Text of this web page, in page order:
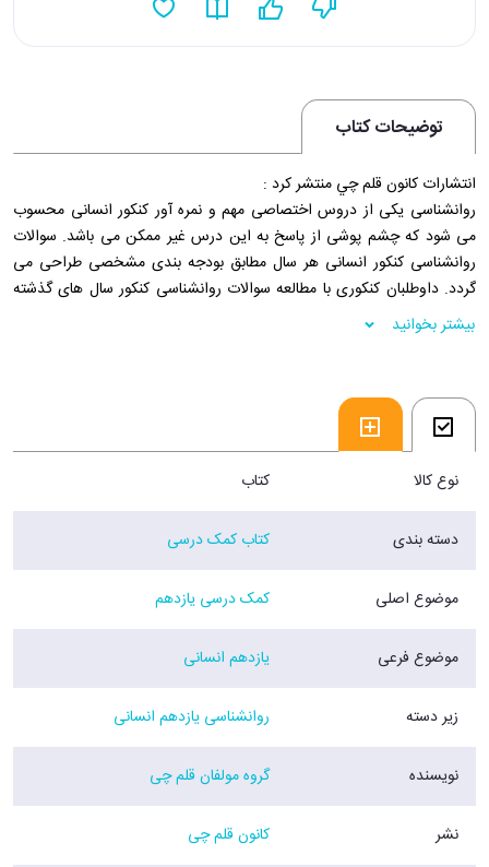
توضیحات کتاب
انتشارات کانون قلم چي منتشر کرد :
روانشناسی یکی از دروس اختصاصی مهم و نمره آور کنکور انسانی محسوب
می شود که چشم پوشی از پاسخ به این درس غیر ممکن می باشد. سوالات
روانشناسی​ کنکور انسانی هر سال مطابق بودجه بندی مشخصی طراحی می
گردد. داوطلبان کنکوری با مطالعه سوالات روانشناسی کنکور سال های گذشته
می توانند از نحوه طراحی سوال این درس در کنکور انسانی مطلع گردند.
سوالات روانشناسی کنکور شامل روانشناسی پایه یازدهم رشته انسانی می
بنابراین داوطلبان کنکوری باید سعی کنند تمامی بخش های روانشناسی​ را
مطالعه کرده و به خوبی روی آن ها مسلط شوند تا در پاسخ دهی به سوالات
کنکور دچار ابهام و شک و تردید بین گزینه ها نشوند.
فروشگاه اینترنتی 30بوک
بیشتر بخوانید
نوع کالا کتاب
دسته بندی کتاب کمک درسی
موضوع اصلی کمک درسی یازدهم
موضوع فرعی یازدهم انسانی
زیر دسته روانشناسی یازدهم انسانی
نویسنده گروه مولفان قلم چی
نشر کانون قلم چی